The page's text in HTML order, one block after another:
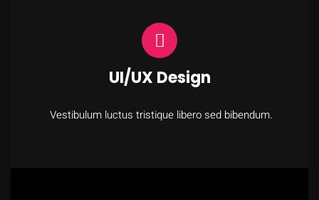
UI/UX Design
Vestibulum luctus tristique libero sed bibendum.